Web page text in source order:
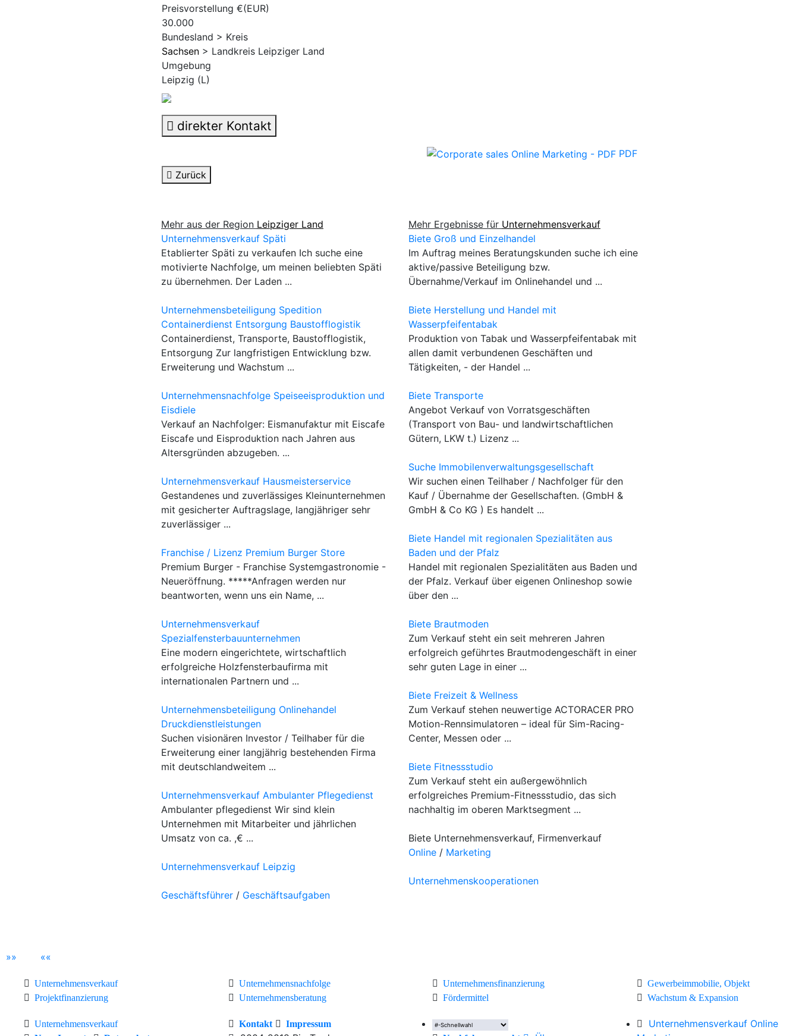
Preisvorstellung €(EUR)
30.000
Bundesland > Kreis
Sachsen > Landkreis Leipziger Land
Umgebung
Leipzig (L)
direkter Kontakt
PDF
Zurück
Mehr aus der Region Leipziger Land
Unternehmensverkauf Späti
Etablierter Späti zu verkaufen Ich suche eine
motivierte Nachfolge, um meinen beliebten Späti
zu übernehmen. Der Laden ...
Unternehmensbeteiligung Spedition
Containerdienst Entsorgung Baustofflogistik
Containerdienst, Transporte, Baustofflogistik,
Entsorgung Zur langfristigen Entwicklung bzw.
Erweiterung und Wachstum ...
Unternehmensnachfolge Speiseeisproduktion und
Eisdiele
Verkauf an Nachfolger: Eismanufaktur mit Eiscafe
Eiscafe und Eisproduktion nach Jahren aus
Altersgründen abzugeben. ...
Unternehmensverkauf Hausmeisterservice
Gestandenes und zuverlässiges Kleinunternehmen
mit gesicherter Auftragslage, langjähriger sehr
zuverlässiger ...
Franchise / Lizenz Premium Burger Store
Premium Burger - Franchise Systemgastronomie -
Neueröffnung. *****Anfragen werden nur
beantworten, wenn uns ein Name, ...
Unternehmensverkauf
Spezialfensterbauunternehmen
Eine modern eingerichtete, wirtschaftlich
erfolgreiche Holzfensterbaufirma mit
internationalen Partnern und ...
Unternehmensbeteiligung Onlinehandel
Druckdienstleistungen
Suchen visionären Investor / Teilhaber für die
Erweiterung einer langjährig bestehenden Firma
mit deutschlandweitem ...
Unternehmensverkauf Ambulanter Pflegedienst
Ambulanter pflegedienst Wir sind klein
Unternehmen mit Mitarbeiter und jährlichen
Umsatz von ca. ,€ ...
Unternehmensverkauf Leipzig
Geschäftsführer / Geschäftsaufgaben
Mehr Ergebnisse für Unternehmensverkauf
Biete Groß und Einzelhandel
Im Auftrag meines Beratungskunden suche ich eine
aktive/passive Beteiligung bzw.
Übernahme/Verkauf im Onlinehandel und ...
Biete Herstellung und Handel mit
Wasserpfeifentabak
Produktion von Tabak und Wasserpfeifentabak mit
allen damit verbundenen Geschäften und
Tätigkeiten, - der Handel ...
Biete Transporte
Angebot Verkauf von Vorratsgeschäften
(Transport von Bau- und landwirtschaftlichen
Gütern, LKW t.) Lizenz ...
Suche Immobilenverwaltungsgesellschaft
Wir suchen einen Teilhaber / Nachfolger für den
Kauf / Übernahme der Gesellschaften. (GmbH &
GmbH & Co KG ) Es handelt ...
Biete Handel mit regionalen Spezialitäten aus
Baden und der Pfalz
Handel mit regionalen Spezialitäten aus Baden und
der Pfalz. Verkauf über eigenen Onlineshop sowie
über den ...
Biete Brautmoden
Zum Verkauf steht ein seit mehreren Jahren
erfolgreich geführtes Brautmodengeschäft in einer
sehr guten Lage in einer ...
Biete Freizeit & Wellness
Zum Verkauf stehen neuwertige ACTORACER PRO
Motion-Rennsimulatoren – ideal für Sim-Racing-
Center, Messen oder ...
Biete Fitnessstudio
Zum Verkauf steht ein außergewöhnlich
erfolgreiches Premium-Fitnessstudio, das sich
nachhaltig im oberen Marktsegment ...
Biete Unternehmensverkauf, Firmenverkauf
Online / Marketing
Unternehmenskooperationen
»» ««
Unternehmensverkauf
Projektfinanzierung
Unternehmensnachfolge
Unternehmensberatung
Unternehmensfinanzierung
Fördermittel
Gewerbeimmobilie, Objekt
Wachstum & Expansion
Unternehmensverkauf
Kontakt Impressum
Unternehmensverkauf Online